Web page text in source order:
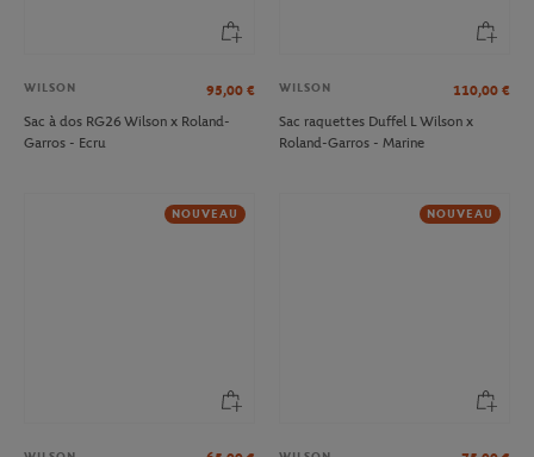
WILSON 95,00 €
Sac à dos RG26 Wilson x Roland-
Garros - Ecru
WILSON 110,00 €
Sac raquettes Duffel L Wilson x
Roland-Garros - Marine
NOUVEAU NOUVEAU